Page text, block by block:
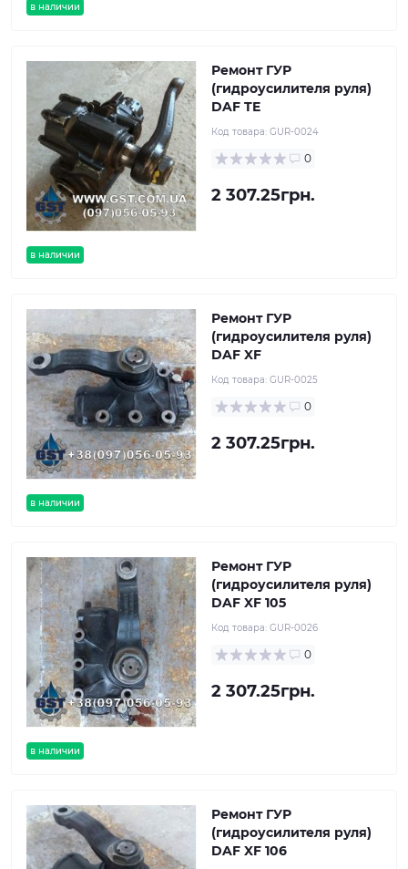
в наличии
в наличии
Ремонт ГУР
(гидроусилителя руля)
DAF TE
Код товара: GUR-0024
0
2 307.25грн.
в наличии
Ремонт ГУР
(гидроусилителя руля)
DAF XF
Код товара: GUR-0025
0
2 307.25грн.
в наличии
Ремонт ГУР
(гидроусилителя руля)
DAF XF 105
Код товара: GUR-0026
0
2 307.25грн.
Ремонт ГУР
(гидроусилителя руля)
DAF XF 106